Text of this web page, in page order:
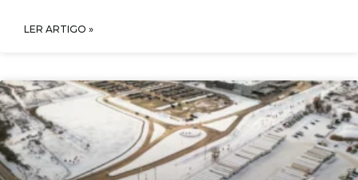
LER ARTIGO »